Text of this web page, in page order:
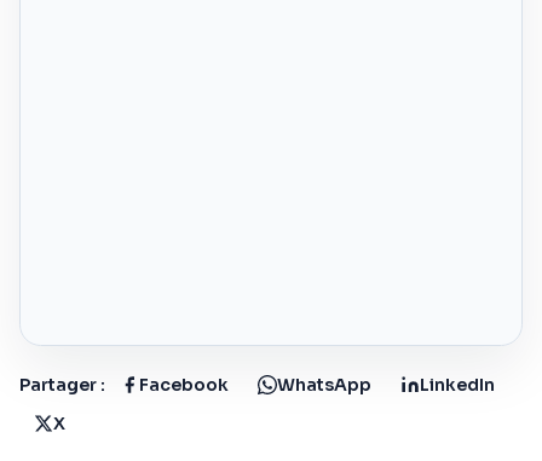
Partager : Facebook WhatsApp
LinkedIn
X